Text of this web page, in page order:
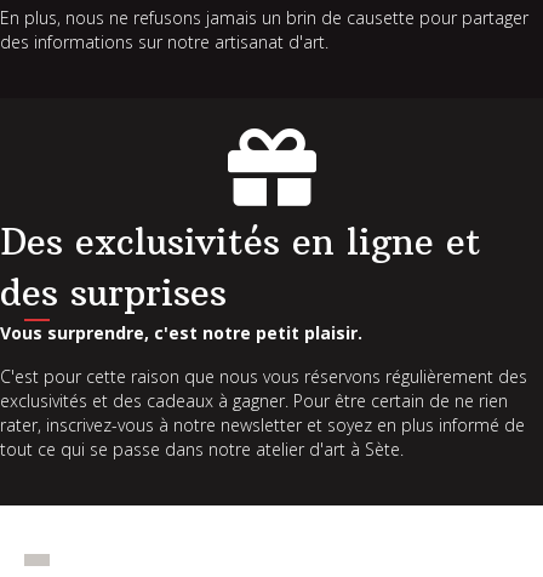
En plus, nous ne refusons jamais un brin de causette pour partager
des informations sur notre artisanat d'art.
Des exclusivités en ligne et
des surprises
Vous surprendre, c'est notre petit plaisir.
C'est pour cette raison que nous vous réservons régulièrement des
exclusivités et des cadeaux à gagner. Pour être certain de ne rien
rater, inscrivez-vous à notre newsletter et soyez en plus informé de
tout ce qui se passe dans notre atelier d'art à Sète.